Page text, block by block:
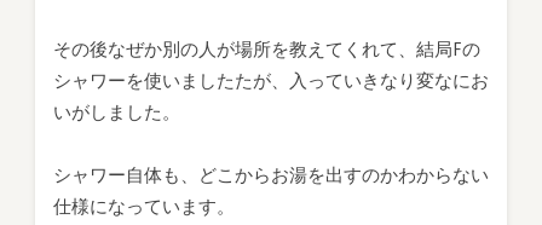
その後なぜか別の人が場所を教えてくれて、結局Fの
シャワーを使いましたたが、入っていきなり変なにお
いがしました。
シャワー自体も、どこからお湯を出すのかわからない
仕様になっています。